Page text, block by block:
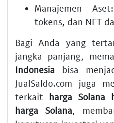
Manajemen Aset
tokens, dan NFT
Bagi Anda yang
jangka panjang,
Indonesia bisa
JualSaldo.com juga
terkait harga Solana
harga Solana,